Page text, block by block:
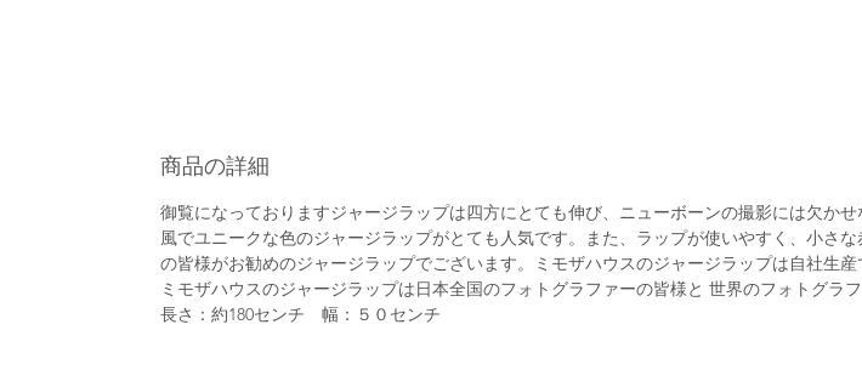
商品の詳細
御覧になっておりますジャージラップは四方にとても伸び、ニューボーンの撮影には欠か
風でユニークな色のジャージラップがとても人気です。また、ラップが使いやすく、小さ
の皆様がお勧めのジャージラップでございます。ミモザハウスのジャージラップは自社生
ミモザハウスのジャージラップは日本全国のフォトグラファーの皆様と 世界のフォトグラ
長さ：約180センチ 幅：５０センチ